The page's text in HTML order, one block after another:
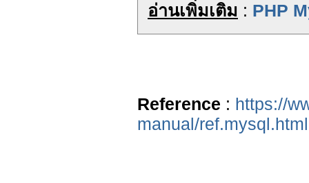
อ่านเพิ่มเติม : PHP
Reference : https://
manual/ref.mysql.html